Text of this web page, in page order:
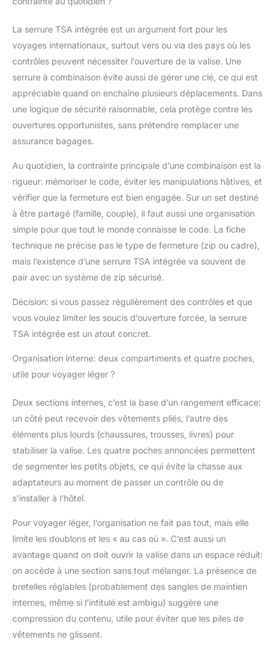
La serrure TSA intégrée est un argument fort pour les
voyages internationaux, surtout vers ou via des pays où les
contrôles peuvent nécessiter l’ouverture de la valise. Une
serrure à combinaison évite aussi de gérer une clé, ce qui est
appréciable quand on enchaîne plusieurs déplacements. Dans
une logique de sécurité raisonnable, cela protège contre les
ouvertures opportunistes, sans prétendre remplacer une
assurance bagages.
Au quotidien, la contrainte principale d’une combinaison est la
rigueur: mémoriser le code, éviter les manipulations hâtives, et
vérifier que la fermeture est bien engagée. Sur un set destiné
à être partagé (famille, couple), il faut aussi une organisation
simple pour que tout le monde connaisse le code. La fiche
technique ne précise pas le type de fermeture (zip ou cadre),
mais l’existence d’une serrure TSA intégrée va souvent de
pair avec un système de zip sécurisé.
Décision: si vous passez régulièrement des contrôles et que
vous voulez limiter les soucis d’ouverture forcée, la serrure
TSA intégrée est un atout concret.
Organisation interne: deux compartiments et quatre poches,
utile pour voyager léger ?
Deux sections internes, c’est la base d’un rangement efficace:
un côté peut recevoir des vêtements pliés, l’autre des
éléments plus lourds (chaussures, trousses, livres) pour
stabiliser la valise. Les quatre poches annoncées permettent
de segmenter les petits objets, ce qui évite la chasse aux
adaptateurs au moment de passer un contrôle ou de
s’installer à l’hôtel.
Pour voyager léger, l’organisation ne fait pas tout, mais elle
limite les doublons et les « au cas où ». C’est aussi un
avantage quand on doit ouvrir la valise dans un espace réduit:
on accède à une section sans tout mélanger. La présence de
bretelles réglables (probablement des sangles de maintien
internes, même si l’intitulé est ambigu) suggère une
compression du contenu, utile pour éviter que les piles de
vêtements ne glissent.